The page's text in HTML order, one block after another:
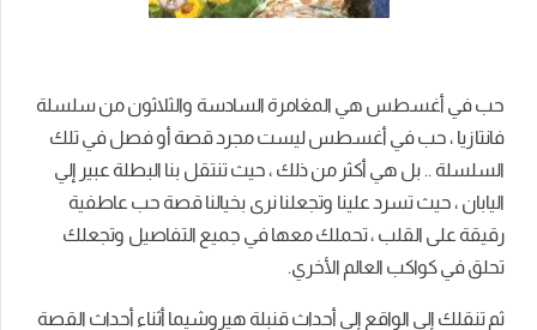
حب في أغسطس هي المغامرة السادسة والثلاثون من سلسلة
فانتازيا ، حب في أغسطس ليست مجرد قصة أو فصل في تلك
السلسلة .. بل هي أكثر من ذلك ، حيث تنتقل بنا البطلة عبير إلي
اليابان ، حيث تسرد علينا وتجعلنا نرى بخيالنا قصة حب عاطفية
رقيقة على القلب ، تحملك معها في جميع التفاصيل وتجعلك
تحلق في كواكب العالم الأخري.
ثم تنقلك إلي الواقع إلي أحداث قنبلة هيروشيما أثناء أحداث القصة